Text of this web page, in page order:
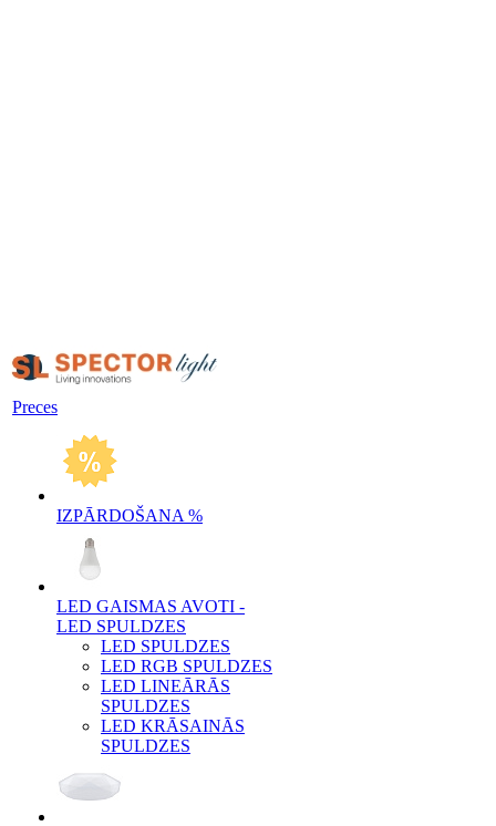
Preces
IZPĀRDOŠANA %
LED GAISMAS AVOTI -
LED SPULDZES
LED SPULDZES
LED RGB SPULDZES
LED LINEĀRĀS
SPULDZES
LED KRĀSAINĀS
SPULDZES